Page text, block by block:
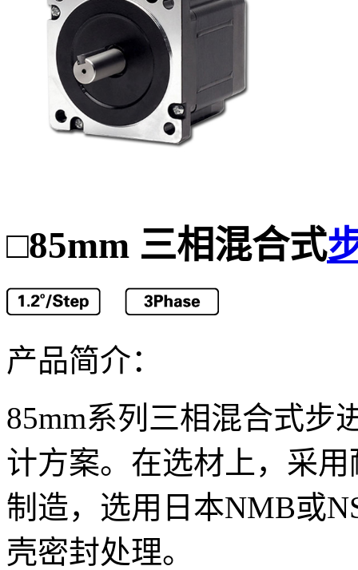
□85mm 三相混合式
产品简介：
85mm系列三相混合式步
计方案。在选材上，采
制造，选用日本NMB或
壳密封处理。